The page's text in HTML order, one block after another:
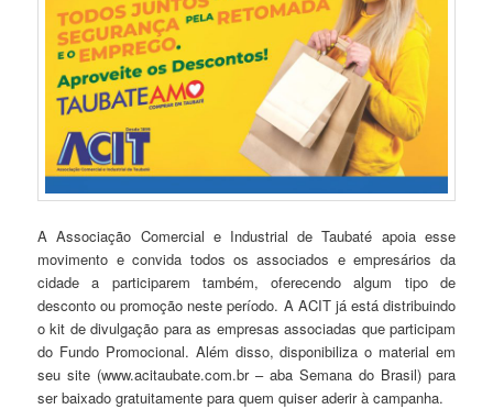
A Associação Comercial e Industrial de Taubaté apoia esse
movimento e convida todos os associados e empresários da
cidade a participarem também, oferecendo algum tipo de
desconto ou promoção neste período. A ACIT já está distribuindo
o kit de divulgação para as empresas associadas que participam
do Fundo Promocional. Além disso, disponibiliza o material em
seu site (www.acitaubate.com.br – aba Semana do Brasil) para
ser baixado gratuitamente para quem quiser aderir à campanha.